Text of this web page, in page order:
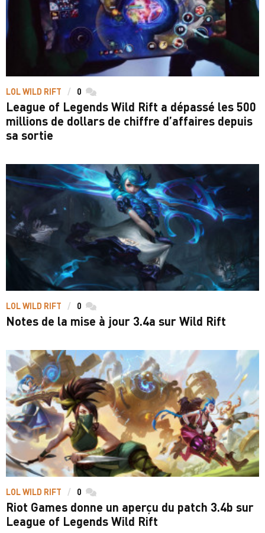
LOL WILD RIFT 0 commentaires
League of Legends Wild Rift a dépassé les 500
millions de dollars de chiffre d’affaires depuis
sa sortie
LOL WILD RIFT 0 commentaires
Notes de la mise à jour 3.4a sur Wild Rift
LOL WILD RIFT 0 commentaires
Riot Games donne un aperçu du patch 3.4b sur
League of Legends Wild Rift